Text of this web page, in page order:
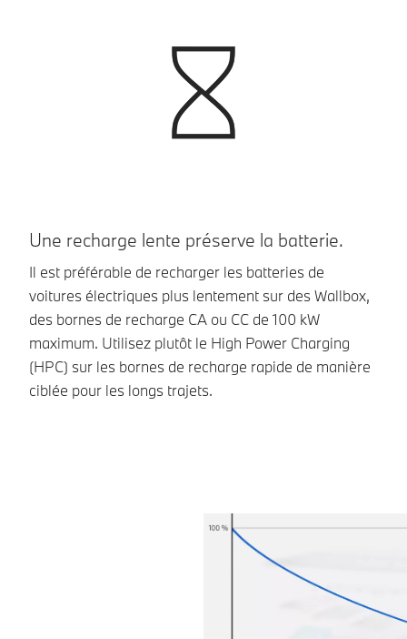
Une recharge lente préserve la batterie.
Il est préférable de recharger les batteries de
voitures électriques plus lentement sur des Wallbox,
des bornes de recharge CA ou CC de 100 kW
maximum. Utilisez plutôt le High Power Charging
(HPC) sur les bornes de recharge rapide de manière
ciblée pour les longs trajets.